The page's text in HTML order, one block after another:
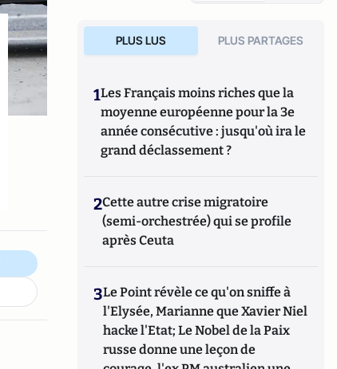
PLUS LUS PLUS PARTAGES
1Les Français moins riches que la
moyenne européenne pour la 3e
année consécutive : jusqu'où ira le
grand déclassement ?
2Cette autre crise migratoire
(semi-orchestrée) qui se profile
après Ceuta
3Le Point révèle ce qu'on sniffe à
l'Elysée, Marianne que Xavier Niel
hacke l'Etat; Le Nobel de la Paix
russe donne une leçon de